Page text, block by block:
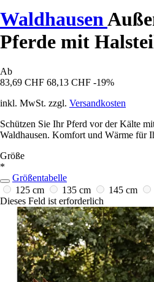
Waldhausen
Pferde mit
Ab
83,69 CHF 68,13 CHF -19%
inkl. MwSt. zzgl. Versandkosten
Schützen Sie Ihr Pferd vor der Kälte
Waldhausen. Komfort und Wärme für
Größe
*
Größentabelle
125 cm
135 cm 145 cm
Dieses Feld ist erforderlich